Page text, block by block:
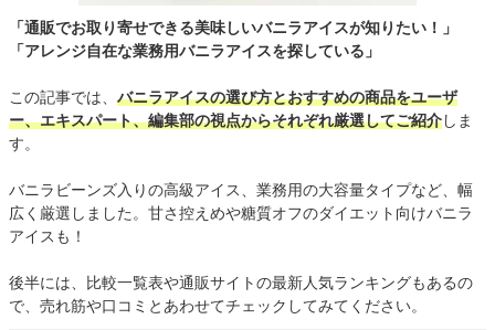
「通販でお取り寄せできる美味しいバニラアイスが知りたい！」
「アレンジ自在な業務用バニラアイスを探している」
この記事では、 バニラアイスの選び方とおすすめの商品をユーザ
ー、エキスパート、編集部の視点からそれぞれ厳選してご紹介しま
す。
バニラビーンズ入りの高級アイス、業務用の大容量タイプなど、幅
広く厳選しました。甘さ控えめや糖質オフのダイエット向けバニラ
アイスも！
後半には、比較一覧表や通販サイトの最新人気ランキングもあるの
で、売れ筋や口コミとあわせてチェックしてみてください。